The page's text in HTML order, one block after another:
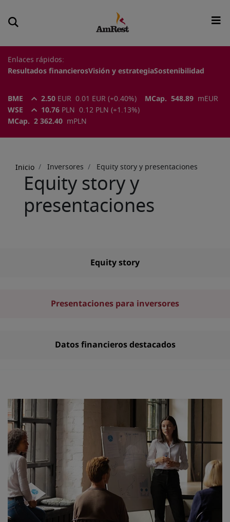
Enlaces rápidos:
Resultados financierosVisión y estrategiaSostenibilidad
BME 2.50 EUR 0.01 EUR (+0.40%) MCap. 548.89 m EUR
WSE
10.76 PLN 0.12 PLN (+1.13%)
MCap.
2 362.40 m PLN
ayuda
Inicio Inversores Equity story y presentaciones
Equity story y
presentaciones
Equity story
Presentaciones para inversores
Datos financieros destacados